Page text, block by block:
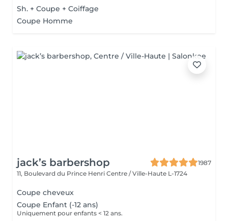
Sh. + Coupe + Coiffage
Coupe Homme
jack’s barbershop
1987
11, Boulevard du Prince Henri Centre / Ville-Haute L-1724
Coupe cheveux
Coupe Enfant (-12 ans)
Uniquement pour enfants < 12 ans.